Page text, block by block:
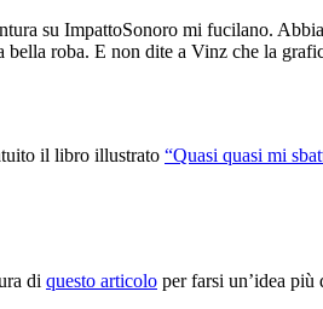
su ImpattoSonoro mi fucilano.
bella roba. E non dite a Vinz che la
il libro illustrato “Quasi quasi mi
di questo articolo per farsi un’idea più